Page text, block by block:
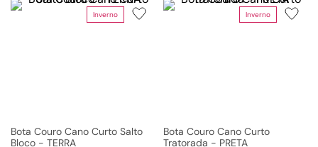
Inverno
Bota Couro Cano Curto Salto
Bloco - TERRA
Inverno
Bota Couro Cano Curto
Tratorada - PRETA